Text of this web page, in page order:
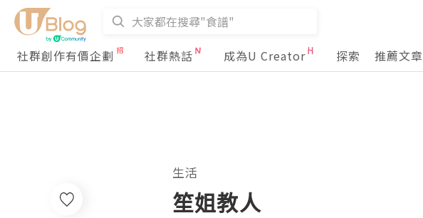
社群創作有價企劃 社群熱話 成為U Creator 探索 推薦文章
生活
笙姐教人